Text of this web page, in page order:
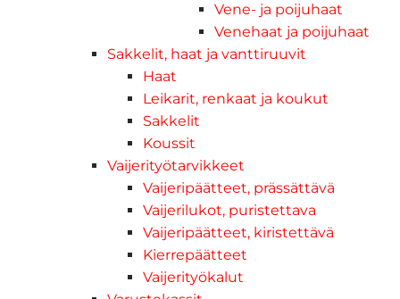
Vene- ja poijuhaat
Venehaat ja poijuhaat
Sakkelit, haat ja vanttiruuvit
Haat
Leikarit, renkaat ja koukut
Sakkelit
Koussit
Vaijerityötarvikkeet
Vaijeripäätteet, prässättävä
Vaijerilukot, puristettava
Vaijeripäätteet, kiristettävä
Kierrepäätteet
Vaijerityökalut